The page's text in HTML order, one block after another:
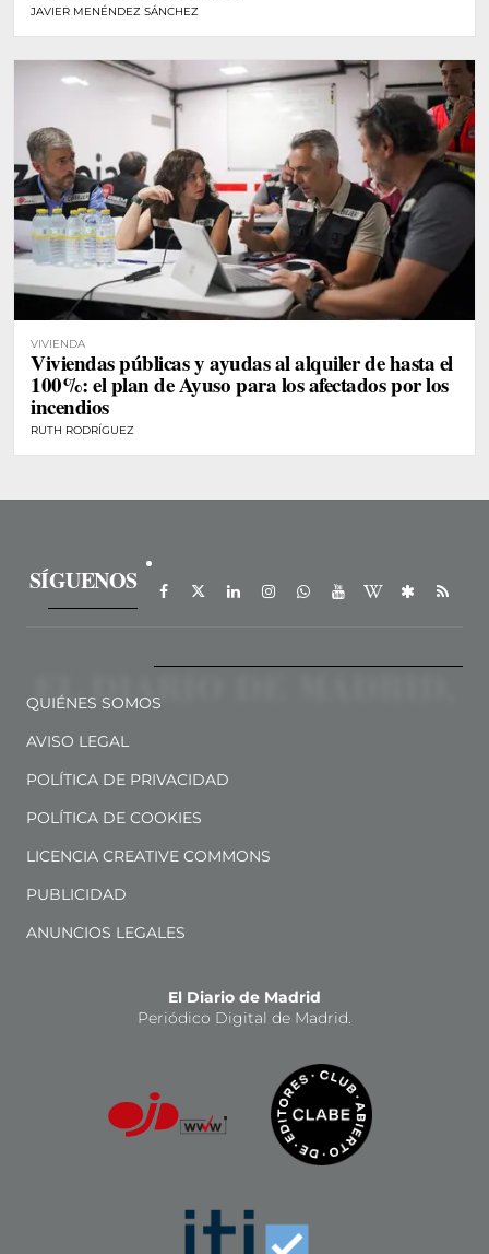
JAVIER MENÉNDEZ SÁNCHEZ
VIVIENDA
Viviendas públicas y ayudas al alquiler de hasta el
100%: el plan de Ayuso para los afectados por los
incendios
RUTH RODRÍGUEZ
SÍGUENOS
QUIÉNES SOMOS
AVISO LEGAL
POLÍTICA DE PRIVACIDAD
POLÍTICA DE COOKIES
LICENCIA CREATIVE COMMONS
PUBLICIDAD
ANUNCIOS LEGALES
El Diario de Madrid
Periódico Digital de Madrid.